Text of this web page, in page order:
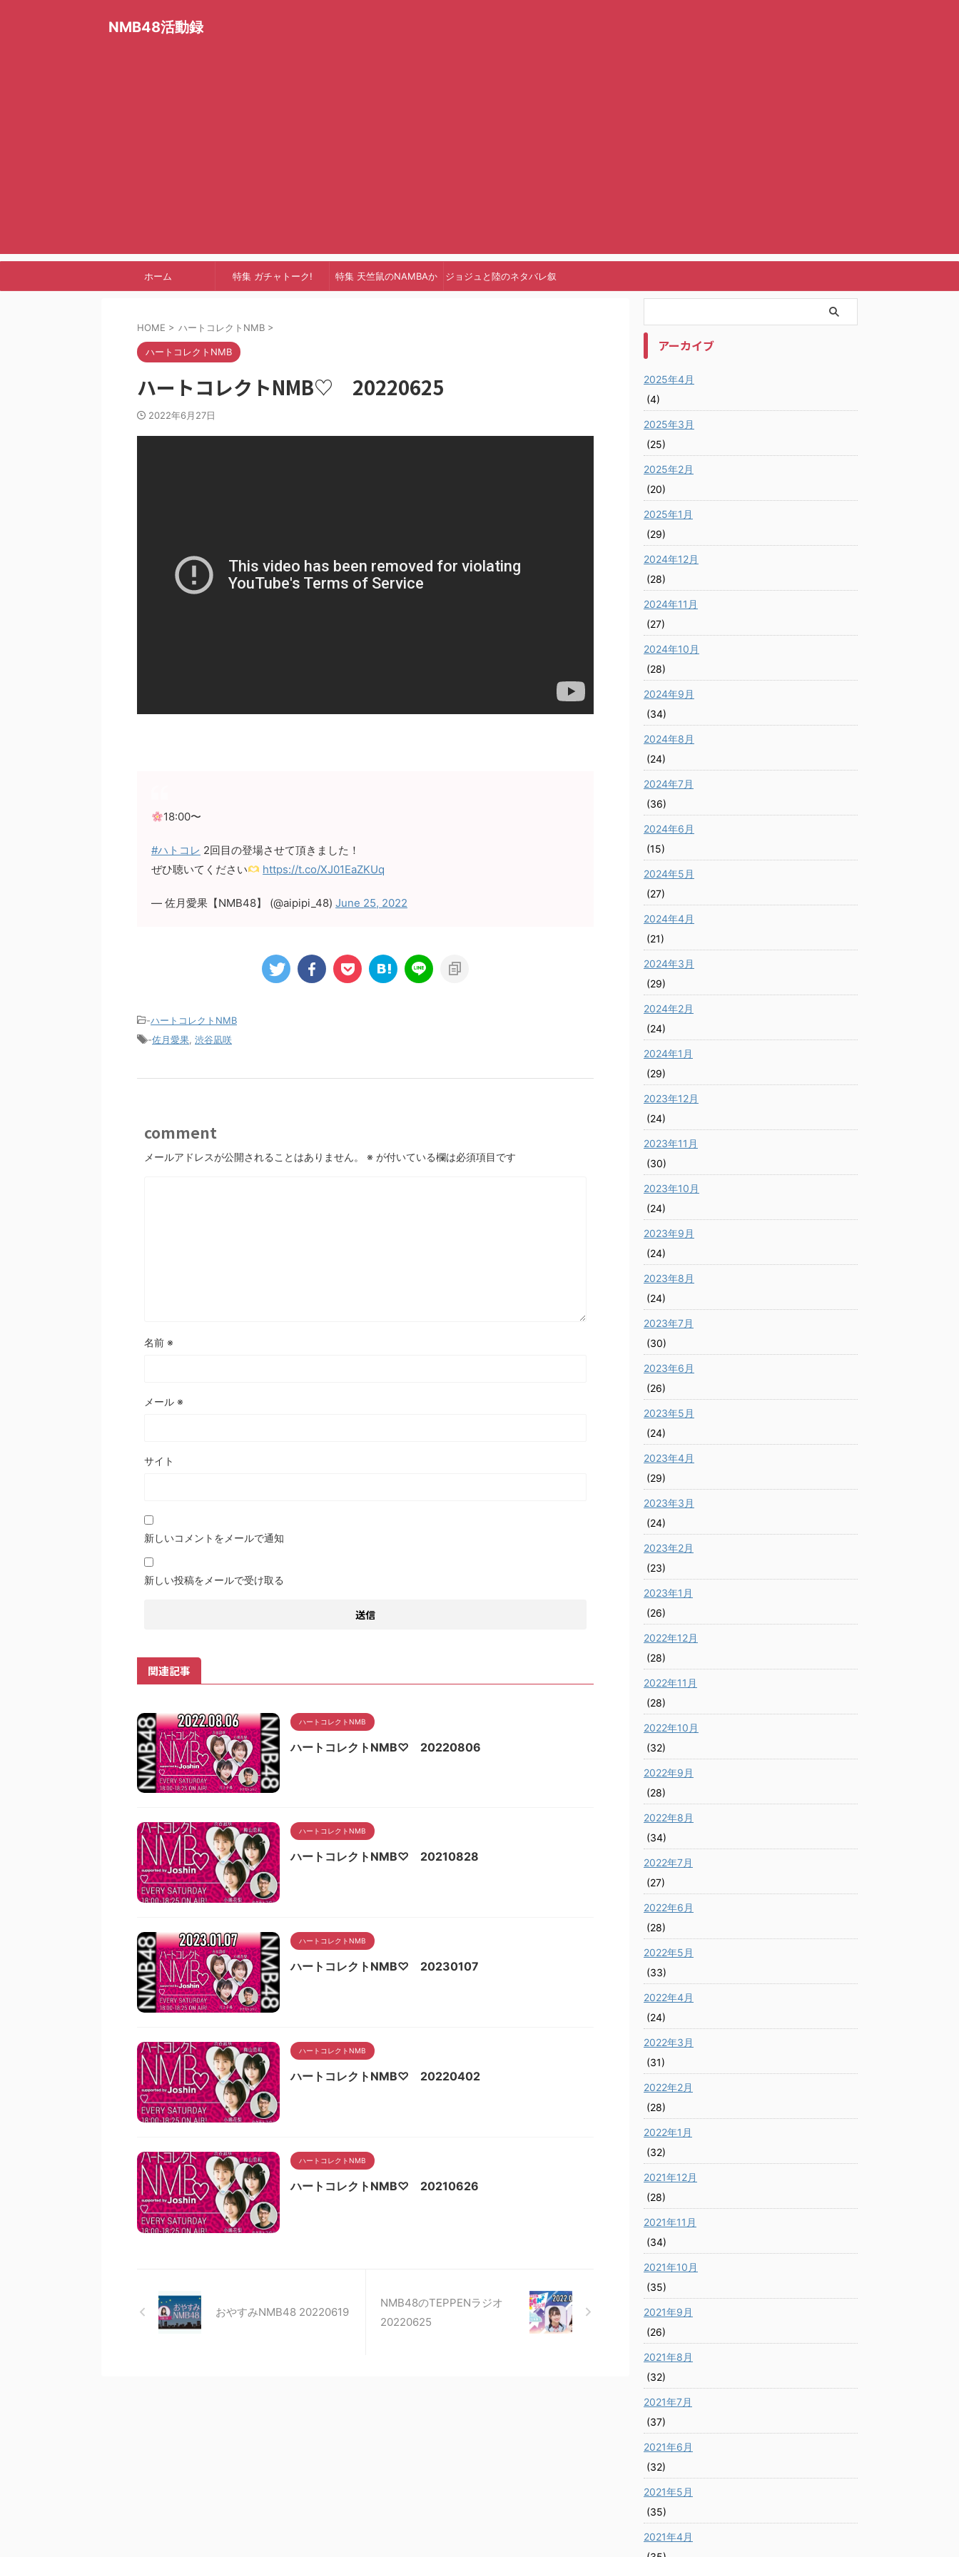
NMB48活動録
ホーム 特集 ガチャトーク! 特集 天竺鼠のNAMBAか ジョジュと陸のネタバレ叙
HOME > ハートコレクトNMB >
ハートコレクトNMB
ハートコレクトNMB♡ 20220625
2022年6月27日
18:00〜
#ハトコレ 2回目の登場させて頂きました！
ぜひ聴いてください
https://t.co/XJ01EaZKUq
— 佐月愛果【NMB48】 (@aipipi_48) June 25, 2022
-ハートコレクトNMB
-佐月愛果 渋谷凪咲
comment
メールアドレスが公開されることはありません。 ※ が付いている欄は必須項目です
名前 ※
メール ※
サイト
新しいコメントをメールで通知
新しい投稿をメールで受け取る
関連記事
ハートコレクトNMB
ハートコレクトNMB♡ 20220806
ハートコレクトNMB
ハートコレクトNMB♡ 20210828
ハートコレクトNMB
ハートコレクトNMB♡ 20230107
ハートコレクトNMB
ハートコレクトNMB♡ 20220402
ハートコレクトNMB
ハートコレクトNMB♡ 20210626
おやすみNMB48 20220619
NMB48のTEPPENラジオ
20220625
アーカイブ
2025年4月
(4)
2025年3月
(25)
2025年2月
(20)
2025年1月
(29)
2024年12月
(28)
2024年11月
(27)
2024年10月
(28)
2024年9月
(34)
2024年8月
(24)
2024年7月
(36)
2024年6月
(15)
2024年5月
(27)
2024年4月
(21)
2024年3月
(29)
2024年2月
(24)
2024年1月
(29)
2023年12月
(24)
2023年11月
(30)
2023年10月
(24)
2023年9月
(24)
2023年8月
(24)
2023年7月
(30)
2023年6月
(26)
2023年5月
(24)
2023年4月
(29)
2023年3月
(24)
2023年2月
(23)
2023年1月
(26)
2022年12月
(28)
2022年11月
(28)
2022年10月
(32)
2022年9月
(28)
2022年8月
(34)
2022年7月
(27)
2022年6月
(28)
2022年5月
(33)
2022年4月
(24)
2022年3月
(31)
2022年2月
(28)
2022年1月
(32)
2021年12月
(28)
2021年11月
(34)
2021年10月
(35)
2021年9月
(26)
2021年8月
(32)
2021年7月
(37)
2021年6月
(32)
2021年5月
(35)
2021年4月